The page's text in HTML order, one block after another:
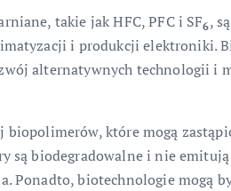
takie jak HFC, PFC i SF6,
i produkcji elektroniki.
alternatywnych technologii i
biopolimerów, które mogą
są biodegradowalne i nie
Ponadto, biotechnologie mogą